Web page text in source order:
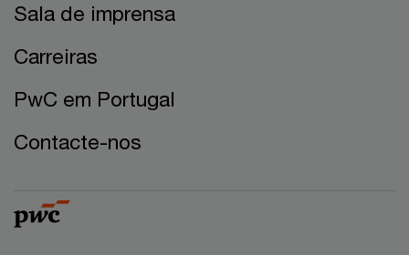
Sala de imprensa
Carreiras
PwC em Portugal
Contacte-nos